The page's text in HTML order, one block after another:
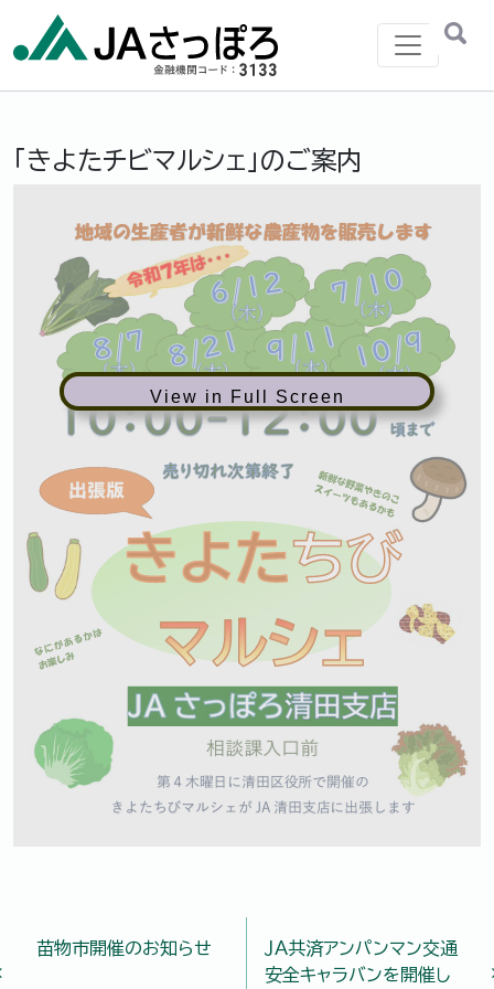
メインナビゲーション
「きよたチビマルシェ」のご案内
View in Full Screen
投稿ナビゲーション
苗物市開催のお知らせ
ＪＡ共済アンパンマン交通
安全キャラバンを開催し